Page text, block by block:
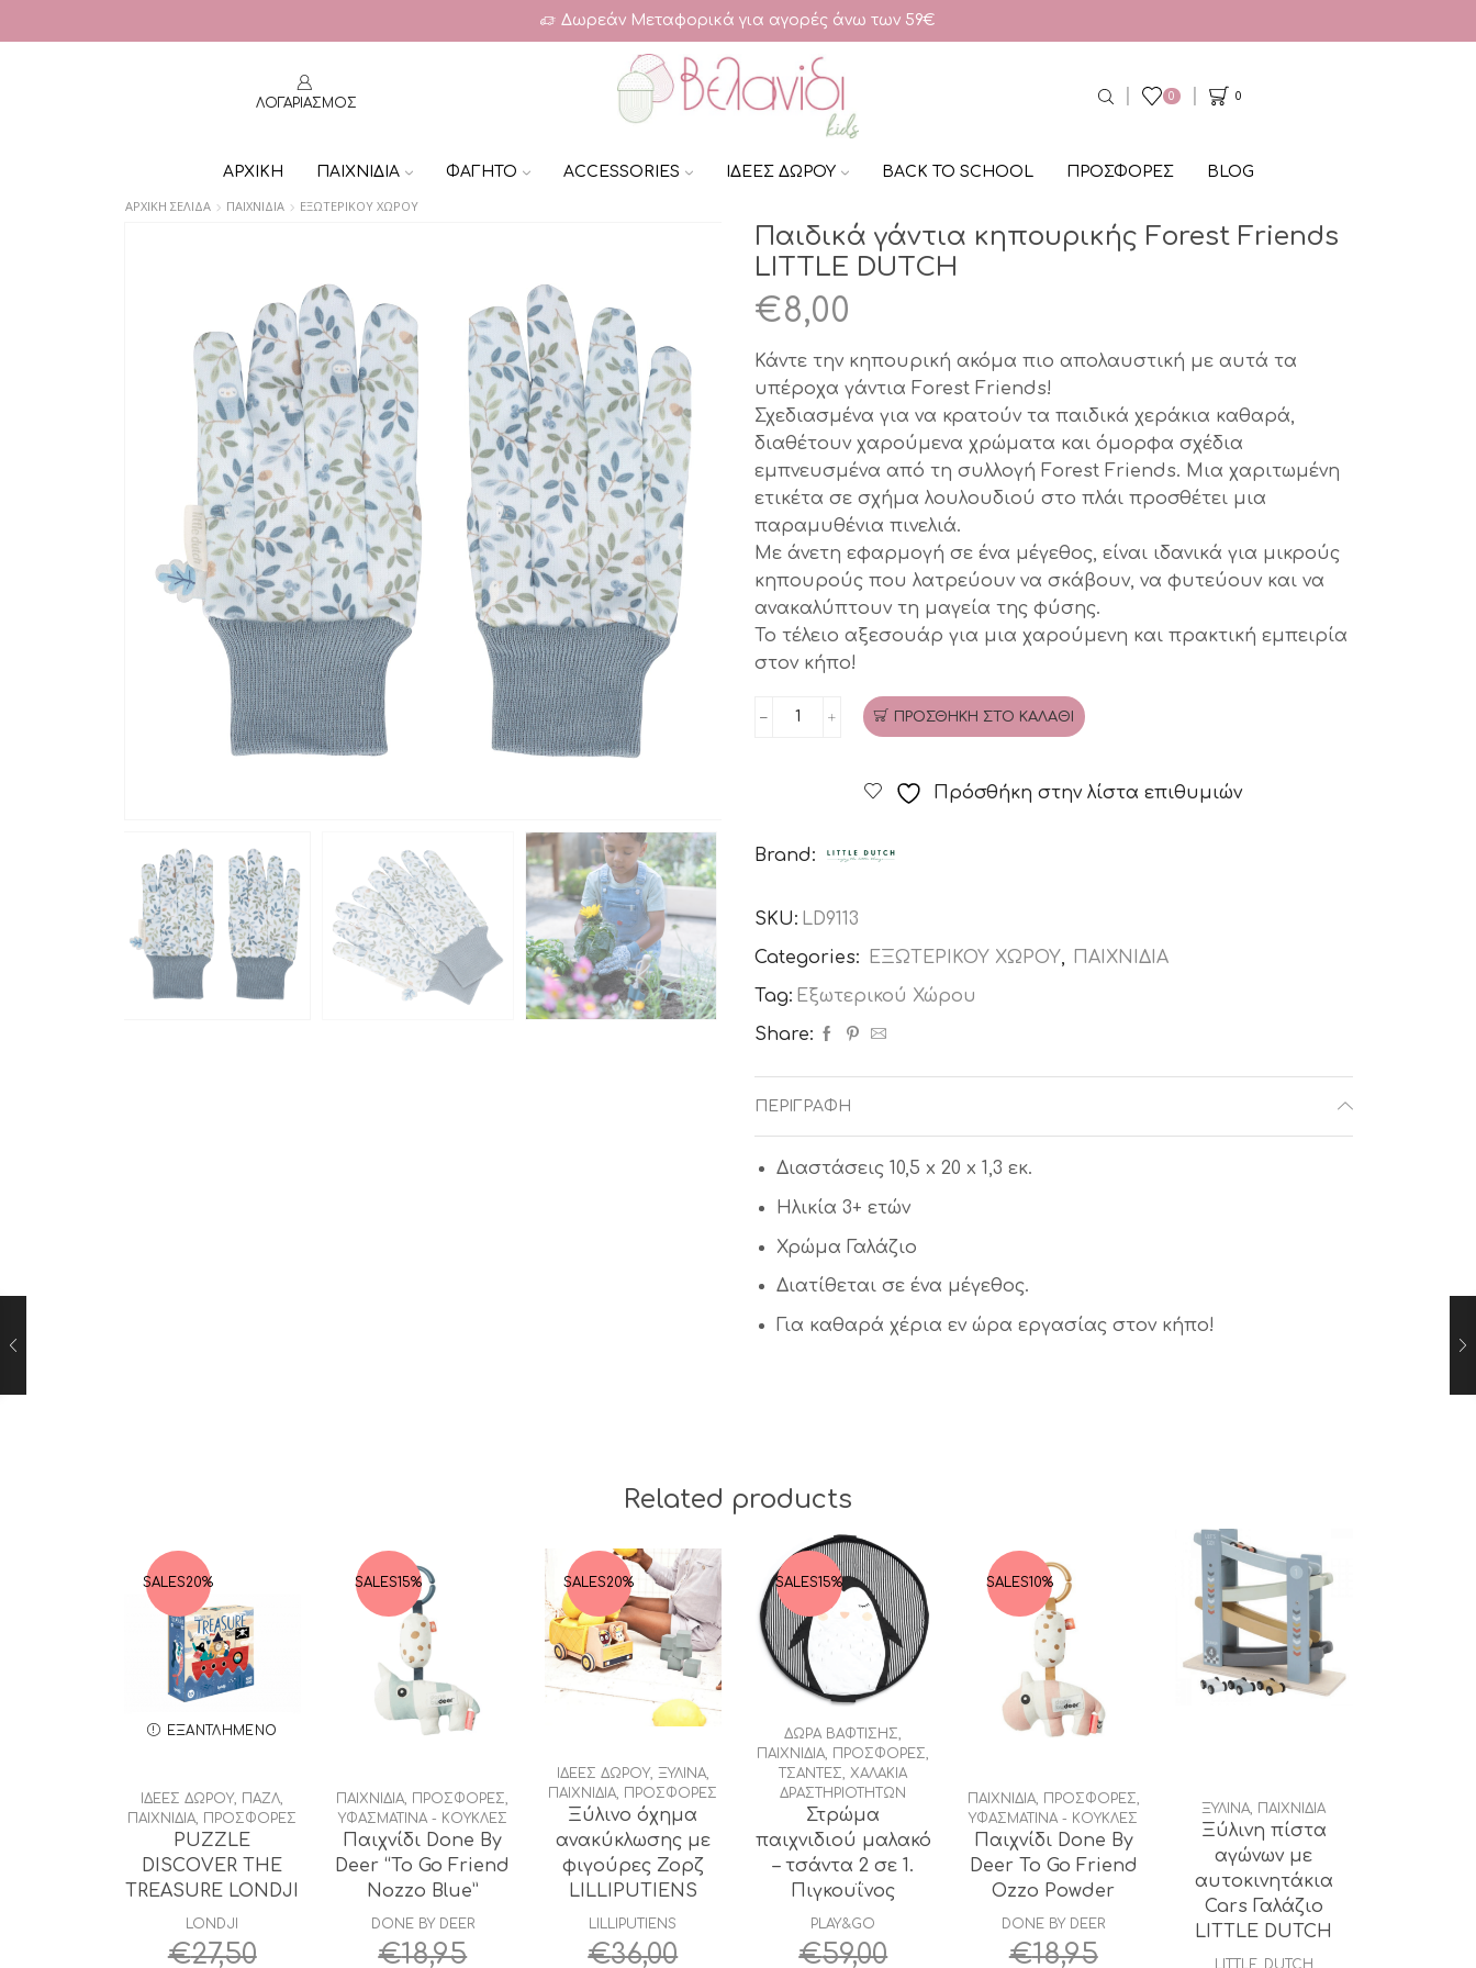
Δωρεάν Μεταφορικά για αγορές άνω των 59€
ΛΟΓΑΡΙΑΣΜΟΣ 0 0
ΑΡΧΙΚΗ ΠΑΙΧΝΙΔΙΑ ΦΑΓΗΤΟ ACCESSORIES ΙΔΕΕΣ ΔΩΡΟΥ BACK TO SCHOOL ΠΡΟΣΦΟΡΕΣ BLOG
ΑΡΧΙΚΉ ΣΕΛΊΔΑ ΠΑΙΧΝΙΔΙΑ ΕΞΩΤΕΡΙΚΟΥ ΧΩΡΟΥ
Παιδικά γάντια κηπουρικής Forest Friends
LITTLE DUTCH
€8,00
Κάντε την κηπουρική ακόμα πιο απολαυστική με αυτά τα
υπέροχα γάντια Forest Friends!
Σχεδιασμένα για να κρατούν τα παιδικά χεράκια καθαρά,
διαθέτουν χαρούμενα χρώματα και όμορφα σχέδια
εμπνευσμένα από τη συλλογή Forest Friends. Μια χαριτωμένη
ετικέτα σε σχήμα λουλουδιού στο πλάι προσθέτει μια
παραμυθένια πινελιά.
Με άνετη εφαρμογή σε ένα μέγεθος, είναι ιδανικά για μικρούς
κηπουρούς που λατρεύουν να σκάβουν, να φυτεύουν και να
ανακαλύπτουν τη μαγεία της φύσης.
Το τέλειο αξεσουάρ για μια χαρούμενη και πρακτική εμπειρία
στον κήπο!
κηπουρικής
LITTLE
ποσότητα
ΠΡΟΣΘΉΚΗ ΣΤΟ ΚΑΛΆΘΙ
Πρόσθήκη στην λίστα επιθυμιών
Brand:
SKU: LD9113
Categories:
ΕΞΩΤΕΡΙΚΟΥ ΧΩΡΟΥ,
ΠΑΙΧΝΙΔΙΑ
Tag: Εξωτερικού Χώρου
Share:
ΠΕΡΙΓΡΑΦΉ
Διαστάσεις 10,5 x 20 x 1,3 εκ.
Ηλικία 3+ ετών
Χρώμα Γαλάζιο
Διατίθεται σε ένα μέγεθος.
Για καθαρά χέρια εν ώρα εργασίας στον κήπο!
Related products
SALES20%
ΕΞΑΝΤΛΗΜΈΝΟ
ΙΔΕΕΣ ΔΩΡΟΥ, ΠΑΖΛ
ΠΑΙΧΝΙΔΙΑ
ΠΡΟΣΦΟΡΕΣ
PUZZLE
DISCOVER THE
TREASURE LONDJI
LONDJI
€27,50
SALES15%
ΠΑΙΧΝΙΔΙΑ ΠΡΟΣΦΟΡΕΣ
ΥΦΑΣΜΑΤΙΝΑ - ΚΟΥΚΛΕΣ
Παιχνίδι Done By
Deer “Το Go Friend
Nozzo Blue”
DONE BY DEER
€18,95
SALES20%
ΙΔΕΕΣ ΔΩΡΟΥ, ΞΥΛΙΝΑ,
ΠΑΙΧΝΙΔΙΑ
ΠΡΟΣΦΟΡΕΣ
Ξύλινο όχημα
ανακύκλωσης με
φιγούρες Ζορζ
LILLIPUTIENS
LILLIPUTIENS
€36,00
SALES15%
ΔΩΡΑ ΒΑΦΤΙΣΗΣ
ΠΑΙΧΝΙΔΙΑ
ΠΡΟΣΦΟΡΕΣ
ΤΣΑΝΤΕΣ
ΧΑΛΑΚΙΑ
ΔΡΑΣΤΗΡΙΟΤΗΤΩΝ
Στρώμα
παιχνιδιού μαλακό
– τσάντα 2 σε 1.
Πιγκουΐνος
PLAY&GO
€59,00
SALES10%
ΠΑΙΧΝΙΔΙΑ, ΠΡΟΣΦΟΡΕΣ
ΥΦΑΣΜΑΤΙΝΑ - ΚΟΥΚΛΕΣ
Παιχνίδι Done By
Deer To Go Friend
Ozzo Powder
DONE BY DEER
€18,95
ΞΥΛΙΝΑ ΠΑΙΧΝΙΔΙΑ
Ξύλινη πίστα
αγώνων με
αυτοκινητάκια
Cars Γαλάζιο
LITTLE DUTCH
LITTLE_DUTCH